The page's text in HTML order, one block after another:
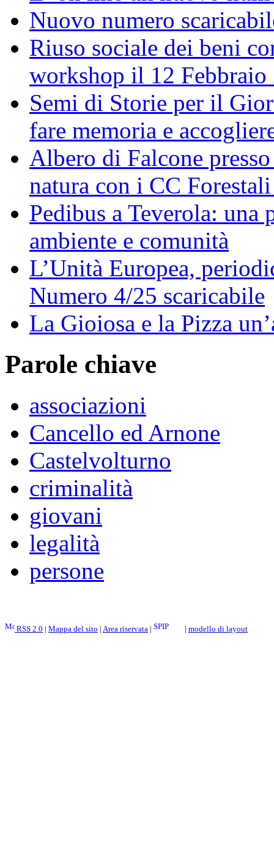
Nuovo numero
Riuso sociale dei beni
workshop il 12 Febbraio
Semi di Storie per il
fare memoria e
Albero di Falcone
natura con i CC
Pedibus a Teverola: una
ambiente e comunità
L’Unità Europea,
Numero 4/25 scaricabile
La Gioiosa e la Pizza
Parole chiave
associazioni
Cancello ed Arnone
Castelvolturno
criminalità
giovani
legalità
persone
RSS 2.0 | Mappa del sito | Area riservata | | modello di layout